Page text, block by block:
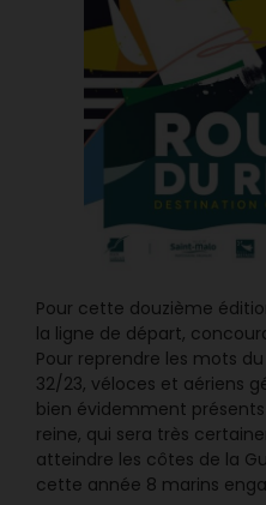
Pour cette douzième
la ligne de départ,
Pour reprendre les mots du
32/23, véloces et aériens
bien évidemment
reine, qui sera très
atteindre les côtes de la
cette année 8 marins